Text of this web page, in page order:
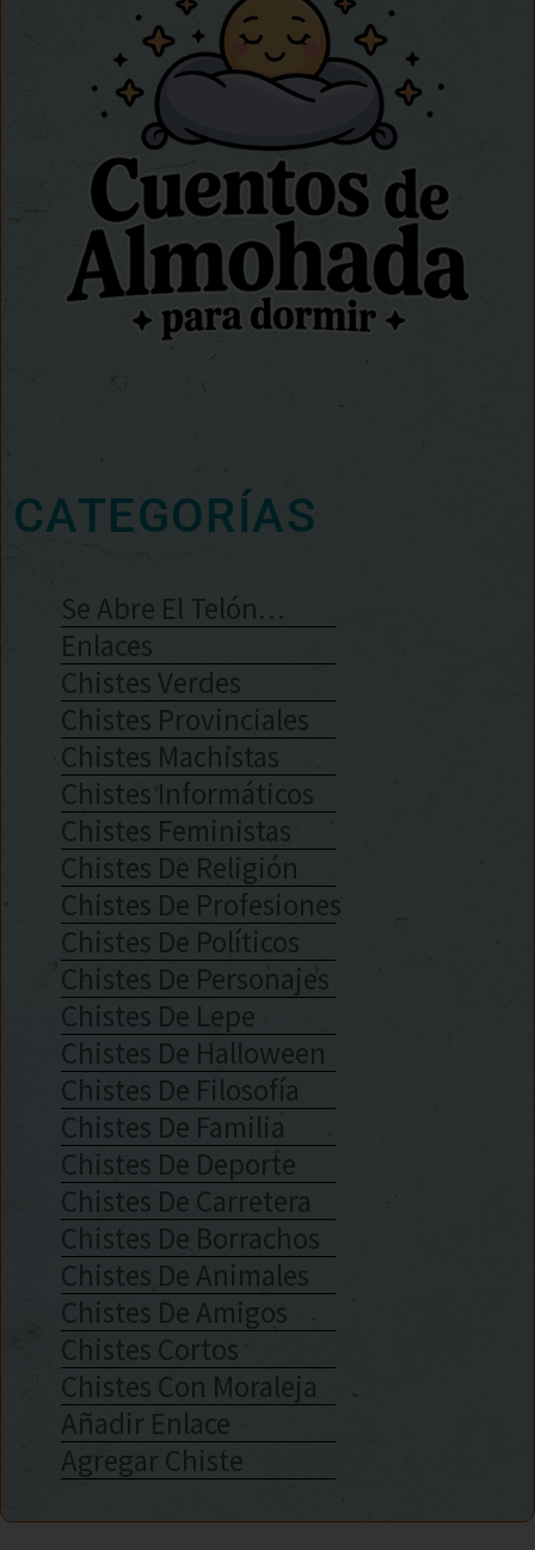
CATEGORÍAS
Se Abre El Telón…
Enlaces
Chistes Verdes
Chistes Provinciales
Chistes Machistas
Chistes Informáticos
Chistes Feministas
Chistes De Religión
Chistes De Profesiones
Chistes De Políticos
Chistes De Personajes
Chistes De Lepe
Chistes De Halloween
Chistes De Filosofía
Chistes De Familia
Chistes De Deporte
Chistes De Carretera
Chistes De Borrachos
Chistes De Animales
Chistes De Amigos
Chistes Cortos
Chistes Con Moraleja
Añadir Enlace
Agregar Chiste